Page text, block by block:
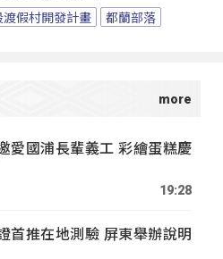
假村開發計畫 都蘭部落
愛國浦長輩義工 彩繪蛋糕慶
19:28
首推在地測驗 屏東舉辦說明